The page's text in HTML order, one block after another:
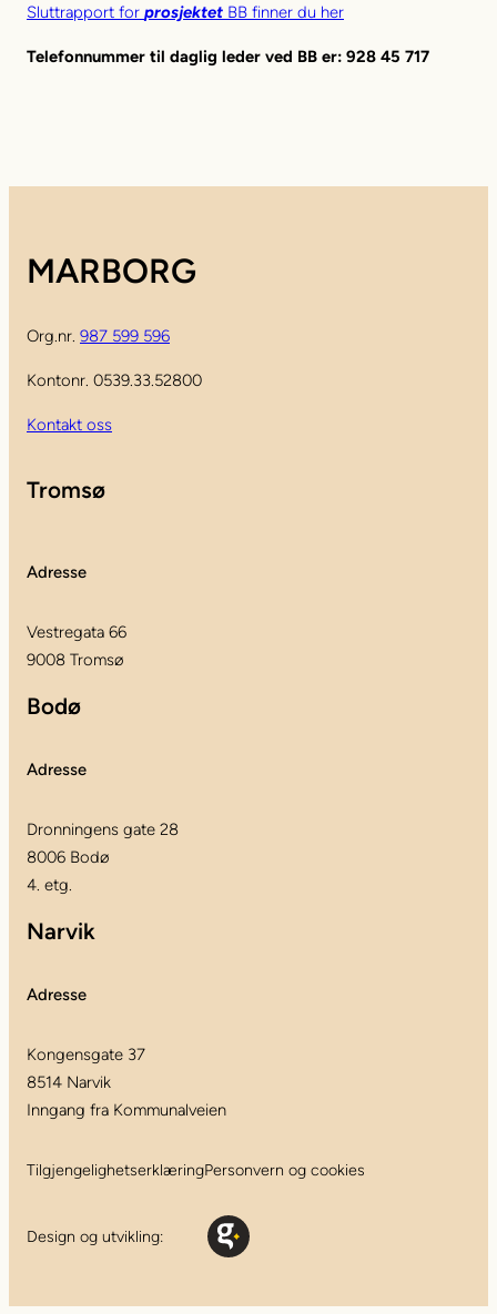
Sluttrapport for prosjektet BB finner du her
Telefonnummer til daglig leder ved BB er: 928 45 717
MARBORG
Org.nr. 987 599 596
Kontonr. 0539.33.52800
Kontakt oss
Tromsø
Adresse
Vestregata 66
9008 Tromsø
Bodø
Adresse
Dronningens gate 28
8006 Bodø
4. etg.
Narvik
Adresse
Kongensgate 37
8514 Narvik
Inngang fra Kommunalveien
TilgjengelighetserklæringPersonvern og cookies
Design og utvikling: